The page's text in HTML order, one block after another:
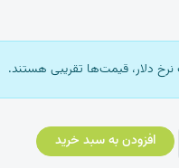
نرخ دلار، قیمت‌ها تقریبی هستند.
افزودن به سبد خرید